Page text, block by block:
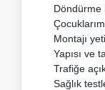
Döndürme
Montajı
Yapısı ve
Trafiğe
Sağlık